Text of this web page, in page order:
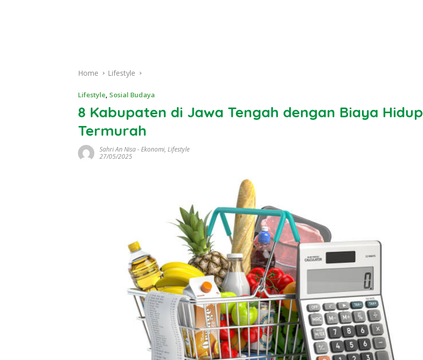
Home Lifestyle
Lifestyle, Sosial Budaya
8 Kabupaten di Jawa Tengah dengan Biaya Hidup
Termurah
Sahri An Nisa-Ekonomi, Lifestyle
27/05/2025